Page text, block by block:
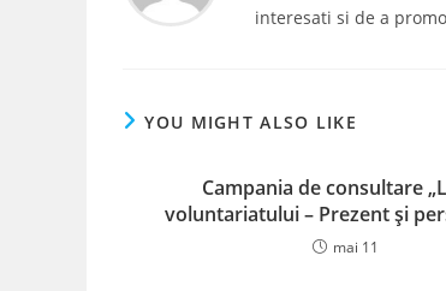
interesati si de a
YOU MIGHT ALSO LIKE
Campania de consultare
voluntariatului – Prezent și
mai 11